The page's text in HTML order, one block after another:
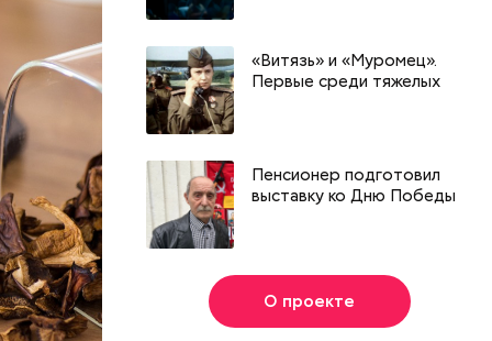
«Витязь» и «Муромец».
Первые среди тяжелых
Пенсионер подготовил
выставку ко Дню Победы
О проекте